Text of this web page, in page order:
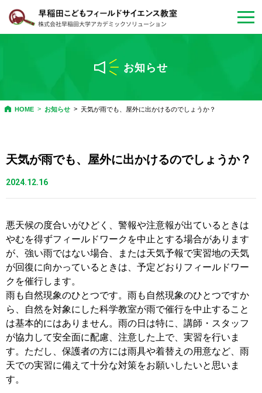
会員マイページ
年間プログラム
特別プログラム
体験教室・説明会
お客様の声
入会案内
お知らせ
HOME お知らせ 天気が雨でも、屋外に出かけるのでしょうか？
天気が雨でも、屋外に出かけるのでしょうか？
2024.12.16
悪天候の度合いがひどく、警報や注意報が出ているときは
やむを得ずフィールドワークを中止とする場合があります
が、強い雨ではない場合、または天気予報で実習地の天気
が回復に向かっているときは、予定どおりフィールドワー
クを催行します。
雨も自然現象のひとつです。雨も自然現象のひとつですか
ら、自然を対象にした科学教室が雨で催行を中止すること
は基本的にはありません。雨の日は特に、講師・スタッフ
が協力して安全面に配慮、注意した上で、実習を行いま
す。ただし、保護者の方には雨具や着替えの用意など、雨
天での実習に備えて十分な対策をお願いしたいと思いま
す。